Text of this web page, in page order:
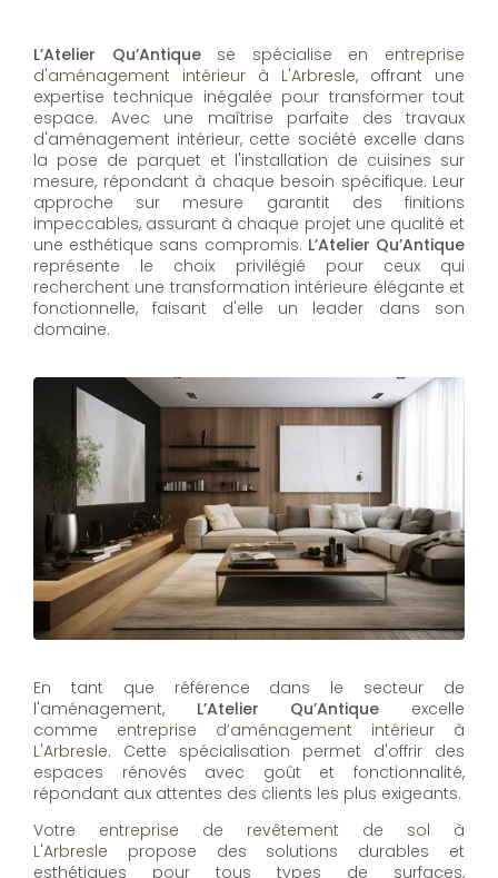
L’Atelier Qu’Antiquese spécialise en entreprise
d'aménagement intérieur à L'Arbresle, offrant une
expertise technique inégalée pour transformer tout
espace. Avec une maîtrise parfaite des travaux
d'aménagement intérieur, cette société excelle dans
la pose de parquet et l'installation de cuisines sur
mesure, répondant à chaque besoin spécifique. Leur
approche sur mesure garantit des finitions
impeccables, assurant à chaque projet une qualité et
une esthétique sans compromis. L’Atelier Qu’Antique
représente le choix privilégié pour ceux qui
recherchent une transformation intérieure élégante et
fonctionnelle, faisant d'elle un leader dans son
domaine.
En tant que référence dans le secteur de
l'aménagement, L’Atelier Qu’Antique excelle
comme entreprise d’aménagement intérieur à
L'Arbresle. Cette spécialisation permet d'offrir des
espaces rénovés avec goût et fonctionnalité,
répondant aux attentes des clients les plus exigeants.
Votre entreprise de revêtement de sol à
L'Arbresle propose des solutions durables et
esthétiques pour tous types de surfaces,